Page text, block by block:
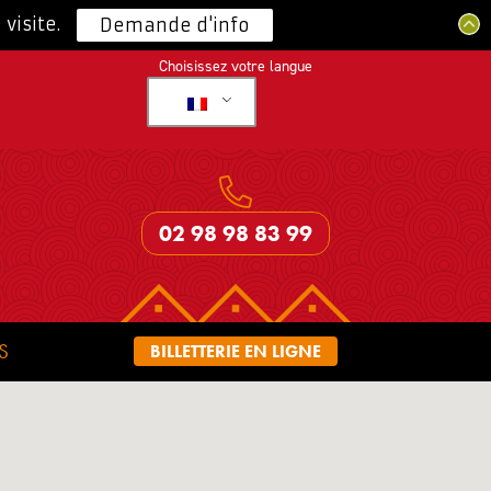
Choisissez votre langue
02 98 98 83 99
BILLETTERIE EN LIGNE
visite. Demande d'info